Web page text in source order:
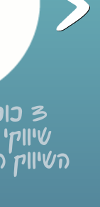
3